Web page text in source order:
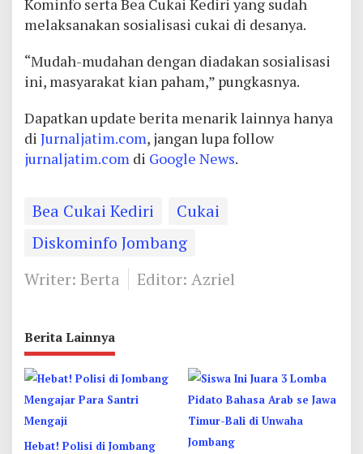
Kominfo serta Bea Cukai Kediri yang sudah
melaksanakan sosialisasi cukai di desanya.
“Mudah-mudahan dengan diadakan sosialisasi
ini, masyarakat kian paham,” pungkasnya.
Dapatkan update berita menarik lainnya hanya
di Jurnaljatim.com, jangan lupa follow
jurnaljatim.com di Google News.
Bea Cukai Kediri
Cukai
Diskominfo Jombang
Writer: Berta
Editor: Azriel
Berita Lainnya
Hebat! Polisi di Jombang